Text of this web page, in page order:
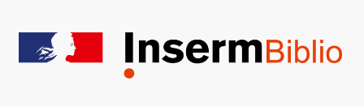
au
contenu